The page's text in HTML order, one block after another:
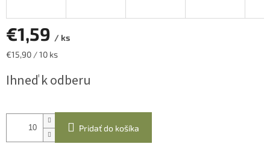
€1,59 / ks
Jednotková
€15,90 / 10 ks
Ihneď k odberu
Pridať do košíka